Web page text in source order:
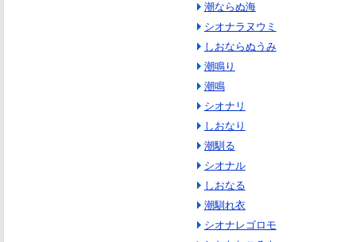
潮ならぬ海
シオナラヌウミ
しおならぬうみ
潮鳴り
潮鳴
シオナリ
しおなり
潮馴る
シオナル
しおなる
潮馴れ衣
シオナレゴロモ